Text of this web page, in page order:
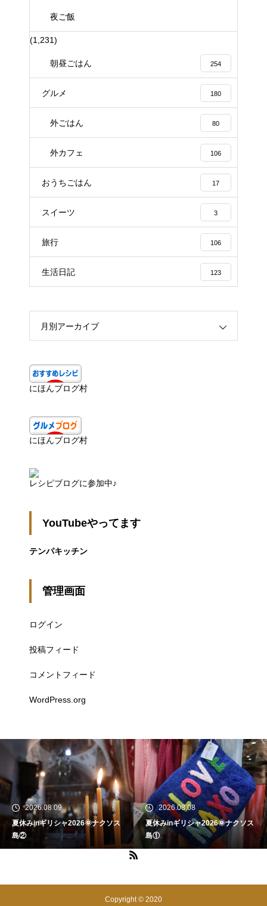
夜ご飯
(1,231)
朝昼ごはん 254
グルメ 180
外ごはん 80
外カフェ 106
おうちごはん 17
スイーツ 3
旅行 106
生活日記 123
月別アーカイブ
にほんブログ村
にほんブログ村
レシピブログに参加中♪
YouTubeやってます
テンパキッチン
管理画面
ログイン
投稿フィード
コメントフィード
WordPress.org
2026.08.09
夏休みinギリシャ2026🌞ナクソス
島②
2026.08.08
夏休みinギリシャ2026🌞ナクソス
島①
Copyright © 2020